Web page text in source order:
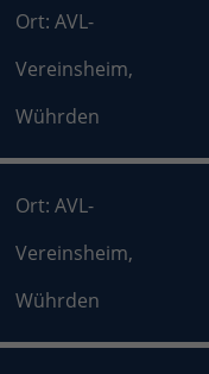
Ort: AVL-
Vereinsheim,
Wührden
Ort: AVL-
Vereinsheim,
Wührden